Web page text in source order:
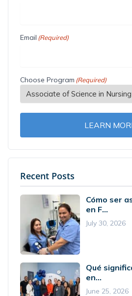
Email (Required)
Choose Program (Required)
LEARN
Recent Posts
Cómo ser
en F...
July 30, 2026
Qué
en...
June 25, 2026